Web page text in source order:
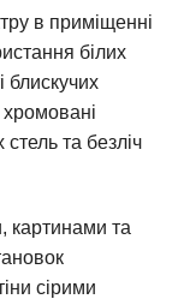
в приміщенні
білих
блискучих
та безліч
картинами та
сірими